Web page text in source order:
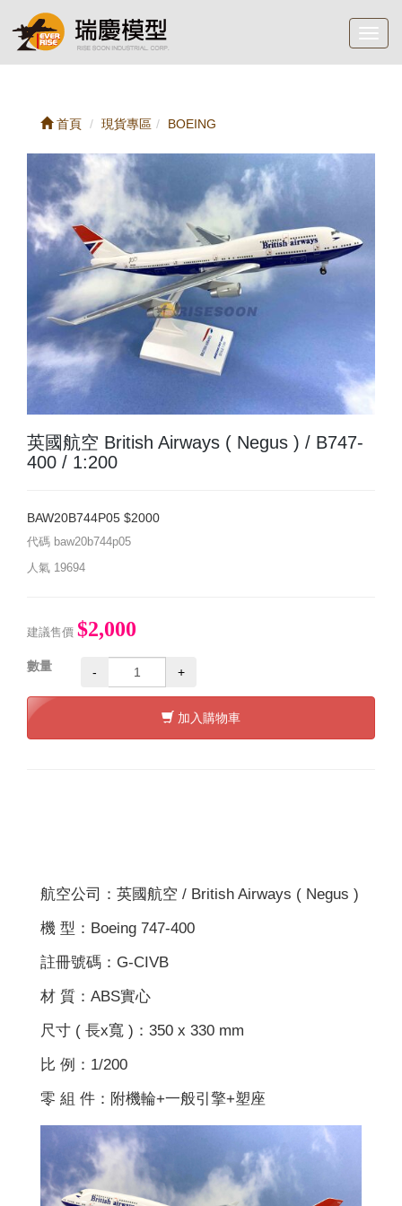
首頁 現貨專區 BOEING
英國航空 British Airways ( Negus ) / B747-
400 / 1:200
BAW20B744P05 $2000
代碼 baw20b744p05
人氣 19694
建議售價 $2,000
數量 - +
加入購物車
航空公司：英國航空 / British Airways ( Negus )
機 型：Boeing 747-400
註冊號碼：G-CIVB
材 質：ABS實心
尺寸 ( 長x寬 )：350 x 330 mm
比 例：1/200
零 組 件：附機輪+一般引擎+塑座